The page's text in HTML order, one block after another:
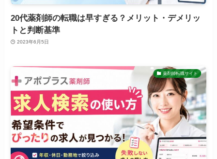
20代薬剤師の転職は早すぎる？メリット・デメリッ
トと判断基準
2023年6月5日
薬剤師転職サイト